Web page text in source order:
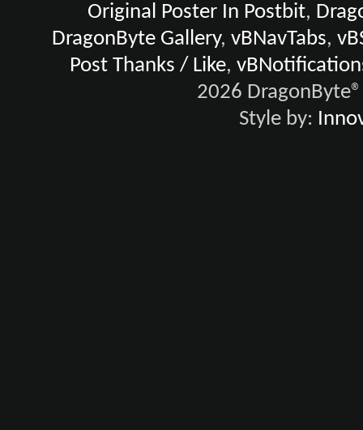
Original Poster In Postbit,
DragonByte Gallery,vBNavTabs,
Post Thanks / Like,
2026
Style by: